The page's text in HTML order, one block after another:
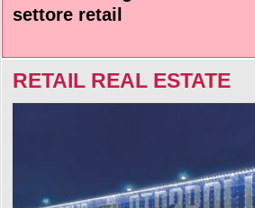
settore retail
RETAIL REAL ESTATE